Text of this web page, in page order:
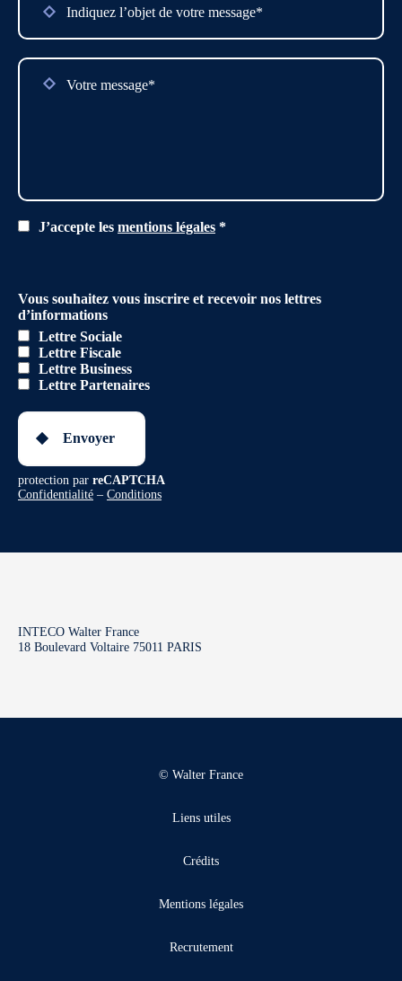
J’accepte les mentions légales *
Vous souhaitez vous inscrire et recevoir nos lettres
d’informations
Lettre Sociale
Lettre Fiscale
Lettre Business
Lettre Partenaires
Envoyer
protection par reCAPTCHA
Confidentialité – Conditions
INTECO Walter France
18 Boulevard Voltaire 75011 PARIS
© Walter France
Liens utiles
Crédits
Mentions légales
Recrutement